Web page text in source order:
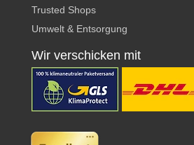
Trusted Shops
Umwelt & Entsorgung
Wir verschicken mit